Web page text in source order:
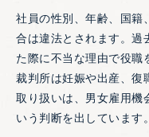
社員の性別、年齢、国籍
合は違法とされます。過
た際に不当な理由で役職
裁判所は妊娠や出産、復
取り扱いは、男女雇用機
いう判断を出しています。